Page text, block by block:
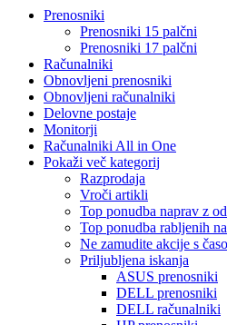
Prenosniki
Prenosniki 15 palčni
Prenosniki 17 palčni
Računalniki
Obnovljeni prenosniki
Obnovljeni računalniki
Delovne postaje
Monitorji
Računalniki All in One
Pokaži več kategorij
Razprodaja
Vroči artikli
Top ponudba naprav z
Top ponudba rabljenih
Ne zamudite akcije s
Priljubljena iskanja
ASUS prenosniki
DELL prenosniki
DELL računalniki